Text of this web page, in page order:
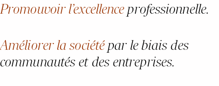
Promouvoir l’excellenceprofessionnelle.
Améliorer la sociétépar le biais des
communautés et des entreprises.